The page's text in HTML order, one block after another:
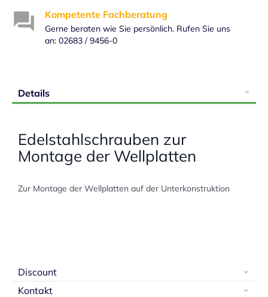
Kompetente Fachberatung
Gerne beraten wie Sie persönlich. Rufen Sie uns
an: 02683 / 9456-0
Details
Edelstahlschrauben zur
Montage der Wellplatten
Zur Montage der Wellplatten auf der Unterkonstruktion
Discount
Kontakt